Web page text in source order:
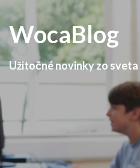
WocaBlog
Užitočné novinky zo